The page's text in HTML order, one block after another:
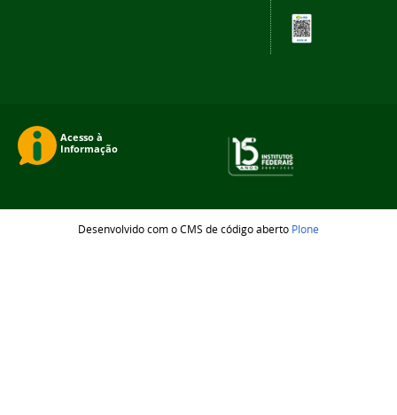
Desenvolvido com o CMS de código aberto Plone